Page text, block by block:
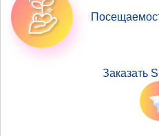
Заказать